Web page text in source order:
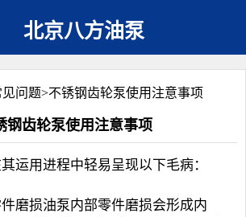
北京八方油泵
见问题>不锈钢齿轮泵使用注意事项
钢齿轮泵使用注意事项
运用进程中轻易呈现以下毛病：
磨损油泵内部零件磨损会形成内